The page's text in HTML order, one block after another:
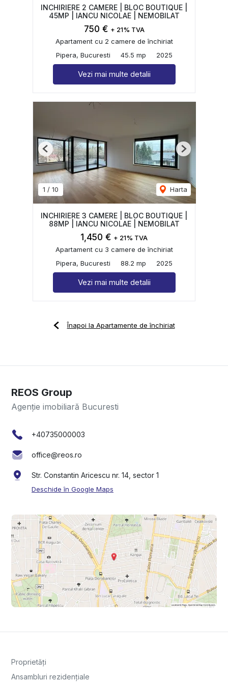
INCHIRIERE 2 CAMERE | BLOC BOUTIQUE |
45MP | IANCU NICOLAE | NEMOBILAT
750 € + 21% TVA
Apartament cu 2 camere de închiriat
Pipera, Bucuresti
45.5 mp 2025
Vezi mai multe detalii
1 / 10 Harta
Previous Next
INCHIRIERE 3 CAMERE | BLOC BOUTIQUE |
88MP | IANCU NICOLAE | NEMOBILAT
1,450 € + 21% TVA
Apartament cu 3 camere de închiriat
Pipera, Bucuresti
88.2 mp 2025
Vezi mai multe detalii
Înapoi la Apartamente de închiriat
REOS Group
Agenție imobiliară Bucuresti
+40735000003
office@reos.ro
Str. Constantin Aricescu nr. 14, sector 1
Deschide în Google Maps
Proprietăți
Ansambluri rezidențiale